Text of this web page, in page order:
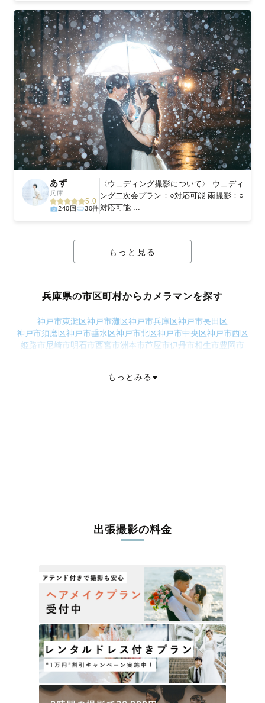
あず
兵庫
5.0
240回 30件
〈ウェディング撮影について〉 ウェディ
ング二次会プラン：○対応可能 雨撮影：○
対応可能 ...
もっと見る
兵庫県の市区町村からカメラマンを探す
神戸市東灘区神戸市灘区神戸市兵庫区神戸市長田区
神戸市須磨区神戸市垂水区神戸市北区神戸市中央区神戸市西区
姫路市 尼崎市明石市西宮市洲本市芦屋市伊丹市相生市豊岡市
川辺郡猪名川町多可郡多可町
もっとみる
出張撮影の料金